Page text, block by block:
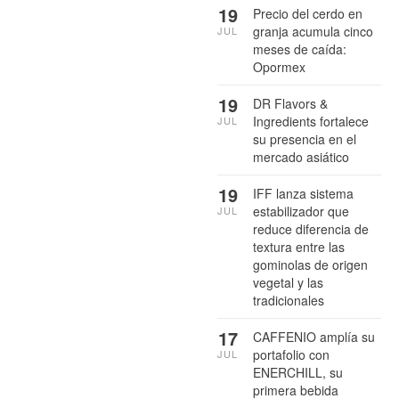
Precio del cerdo en
granja acumula cinco
meses de caída:
Opormex
19
JUL
DR Flavors &
Ingredients fortalece
su presencia en el
mercado asiático
19
JUL
IFF lanza sistema
estabilizador que
reduce diferencia de
textura entre las
gominolas de origen
vegetal y las
tradicionales
19
JUL
CAFFENIO amplía su
portafolio con
ENERCHILL, su
primera bebida
17
JUL